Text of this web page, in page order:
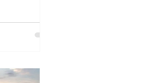
己搞成精神